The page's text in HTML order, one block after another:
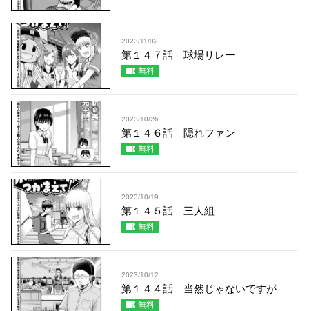
2023/11/02
第１４７話 球場リレー
無料
2023/10/26
第１４６話 隠れファン
無料
2023/10/19
第１４５話 三人組
無料
2023/10/12
第１４４話 当然じゃないですが
無料